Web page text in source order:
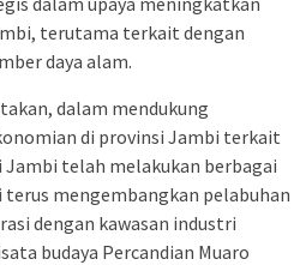
terutama terkait dengan
daya alam.
dalam mendukung
di provinsi Jambi terkait
telah melakukan berbagai
terus mengembangkan pelabuhan
dengan kawasan industri
budaya Percandian Muaro